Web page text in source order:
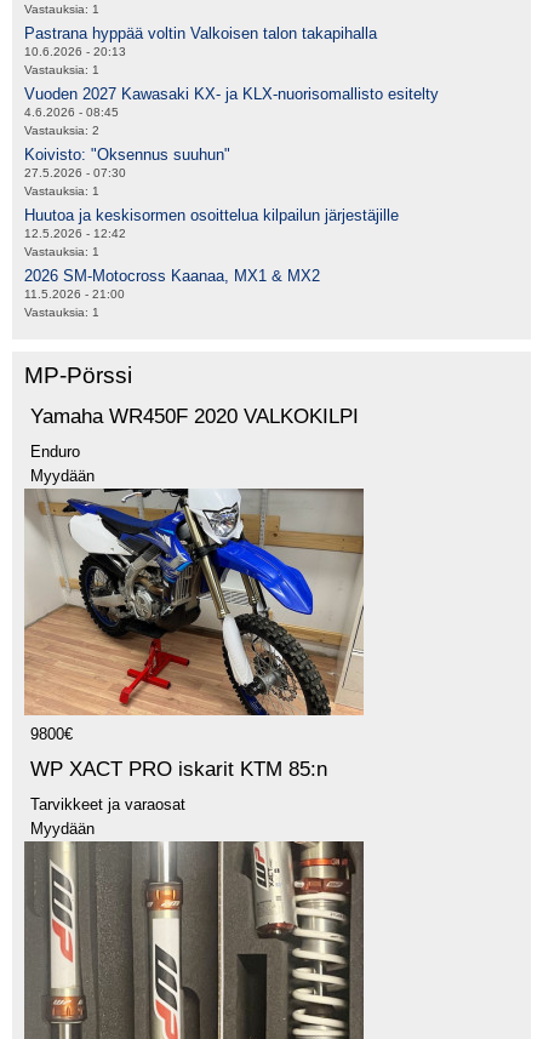
Vastauksia: 1
Pastrana hyppää voltin Valkoisen talon takapihalla
10.6.2026 - 20:13
Vastauksia: 1
Vuoden 2027 Kawasaki KX- ja KLX-nuorisomallisto esitelty
4.6.2026 - 08:45
Vastauksia: 2
Koivisto: "Oksennus suuhun"
27.5.2026 - 07:30
Vastauksia: 1
Huutoa ja keskisormen osoittelua kilpailun järjestäjille
12.5.2026 - 12:42
Vastauksia: 1
2026 SM-Motocross Kaanaa, MX1 & MX2
11.5.2026 - 21:00
Vastauksia: 1
MP-Pörssi
Yamaha WR450F 2020 VALKOKILPI
Enduro
Myydään
9800€
WP XACT PRO iskarit KTM 85:n
Tarvikkeet ja varaosat
Myydään